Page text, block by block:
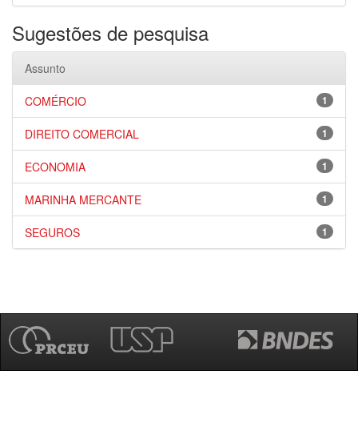
Sugestões de pesquisa
Assunto
1
COMÉRCIO
1
DIREITO COMERCIAL
1
ECONOMIA
1
MARINHA MERCANTE
1
SEGUROS